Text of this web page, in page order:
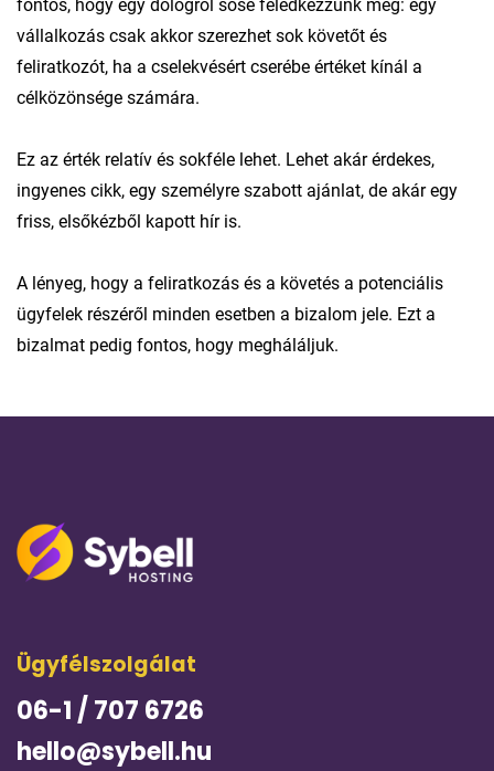
fontos, hogy egy dologról sose feledkezzünk meg: egy
vállalkozás csak akkor szerezhet sok követőt és
feliratkozót, ha a cselekvésért cserébe értéket kínál a
célközönsége számára.
Ez az érték relatív és sokféle lehet. Lehet akár érdekes,
ingyenes cikk, egy személyre szabott ajánlat, de akár egy
friss, elsőkézből kapott hír is.
A lényeg, hogy a feliratkozás és a követés a potenciális
ügyfelek részéről minden esetben a bizalom jele. Ezt a
bizalmat pedig fontos, hogy megháláljuk.
Ügyfélszolgálat
06-1 / 707 6726
hello@sybell.hu